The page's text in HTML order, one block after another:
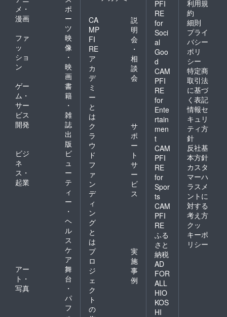
ん。
メ・
漫画
ポ
ー
ツ
ファ
ッ
ショ
ン
映
像
・
映
画
ゲー
ム・
サー
ビス
開発
書
籍
・
雑
誌
出
版
ビジ
ネ
ス・
起業
ビ
ュ
ー
テ
ィ
ー
・
ヘ
ル
ス
ケ
ア
アー
ト・
写真
舞
台
・
パ
フ
CA
MP
FI
RE
ア
カ
デ
ミ
ー
と
は
説
明
会
・
相
談
会
ク
ラ
ウ
ド
フ
ァ
ン
デ
ィ
ン
グ
と
は
サ
ポ
ー
ト
サ
ー
ビ
ス
プ
ロ
ジ
ェ
ク
ト
の
実
施
事
例
PFI
RE
for
Soci
al
Goo
d
CAM
PFI
RE
for
Ente
rtain
men
t
CAM
PFI
RE
for
Spor
ts
CAM
PFI
RE
ふる
さと
納税
AD
FOR
ALL
HIO
KOS
HI
利用規
約
細則
プライ
バシー
ポリ
シー
特定商
取引法
に基づ
く表記
情報セ
キュリ
ティ方
針
反社基
本方針
カスタ
マーハ
ラスメ
ントに
対する
考え方
クッ
キーポ
リシー